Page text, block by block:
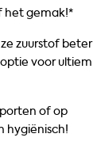
het gemak!*
zuurstof beter
voor ultiem
of op
hygiënisch!